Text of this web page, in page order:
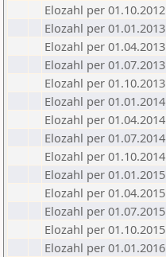
Elozahl per 01.10.2012
Elozahl per 01.01.2013
Elozahl per 01.04.2013
Elozahl per 01.07.2013
Elozahl per 01.10.2013
Elozahl per 01.01.2014
Elozahl per 01.04.2014
Elozahl per 01.07.2014
Elozahl per 01.10.2014
Elozahl per 01.01.2015
Elozahl per 01.04.2015
Elozahl per 01.07.2015
Elozahl per 01.10.2015
Elozahl per 01.01.2016